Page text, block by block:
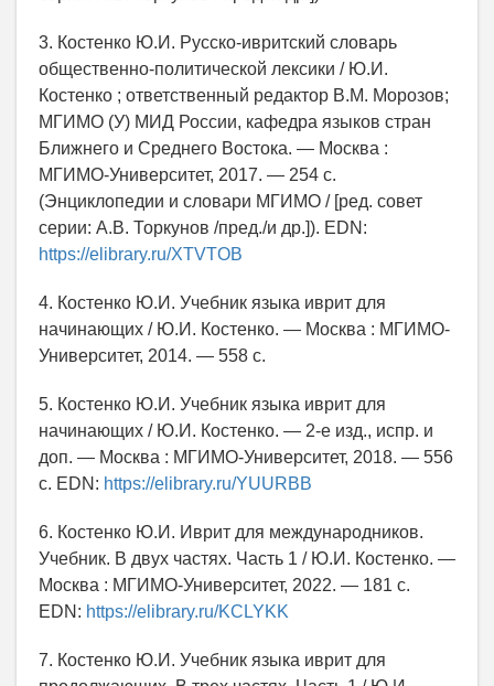
3. Костенко Ю.И. Русско-ивритский словарь
общественно-политической лексики / Ю.И.
Костенко ; ответственный редактор В.М. Морозов;
МГИМО (У) МИД России, кафедра языков стран
Ближнего и Среднего Востока. — Москва :
МГИМО-Университет, 2017. — 254 с.
(Энциклопедии и словари МГИМО / [ред. совет
серии: А.В. Торкунов /пред./и др.]). EDN:
https://elibrary.ru/XTVTOB
4. Костенко Ю.И. Учебник языка иврит для
начинающих / Ю.И. Костенко. — Москва : МГИМО-
Университет, 2014. — 558 с.
5. Костенко Ю.И. Учебник языка иврит для
начинающих / Ю.И. Костенко. — 2-е изд., испр. и
доп. — Москва : МГИМО-Университет, 2018. — 556
с. EDN: https://elibrary.ru/YUURBB
6. Костенко Ю.И. Иврит для международников.
Учебник. В двух частях. Часть 1 / Ю.И. Костенко. —
Москва : МГИМО-Университет, 2022. — 181 с.
EDN: https://elibrary.ru/KCLYKK
7. Костенко Ю.И. Учебник языка иврит для